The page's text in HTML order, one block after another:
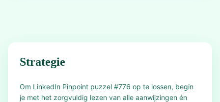
Strategie
Om LinkedIn Pinpoint puzzel #776 op te lossen, begin
je met het zorgvuldig lezen van alle aanwijzingen én